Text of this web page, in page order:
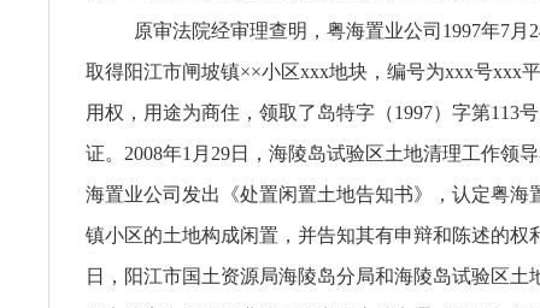
原审法院经审理查明，粤海置业公司1997年7月
取得阳江市闸坡镇××小区xxx地块，编号为xxx号xxx
用权，用途为商住，领取了岛特字（1997）字第113
证。2008年1月29日，海陵岛试验区土地清理工作领
海置业公司发出《处置闲置土地告知书》，认定粤海
镇小区的土地构成闲置，并告知其有申辩和陈述的权
日，阳江市国土资源局海陵岛分局和海陵岛试验区土